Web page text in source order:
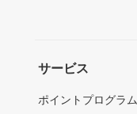
サービス
ポイントプログラム